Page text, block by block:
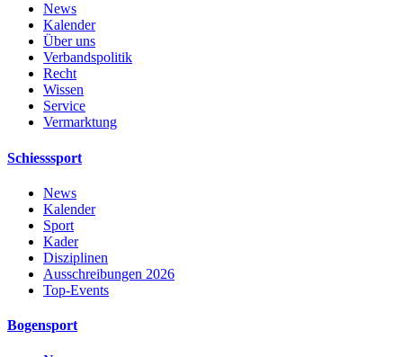
News
Kalender
Über uns
Verbandspolitik
Recht
Wissen
Service
Vermarktung
Schiesssport
News
Kalender
Sport
Kader
Disziplinen
Ausschreibungen 2026
Top-Events
Bogensport